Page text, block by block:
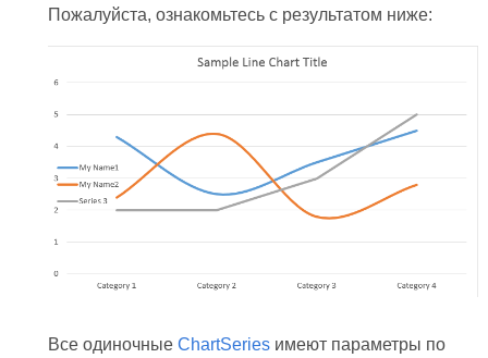
Пожалуйста, ознакомьтесь с результатом ниже:
Все одиночные ChartSeriesимеют параметры по